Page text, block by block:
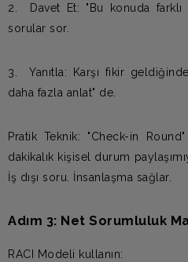
2. Davet Et: "Bu konuda farklı
sorular sor.
3. Yanıtla: Karşı fikir
daha fazla anlat" de.
Pratik Teknik: "Check-in
dakikalık kişisel durum
İş dışı soru. İnsanlaşma sağlar.
Adım 3: Net Sorumluluk
RACI Modeli kullanın: